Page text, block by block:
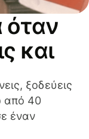
όταν
και
ξοδεύεις
από 40
έναν